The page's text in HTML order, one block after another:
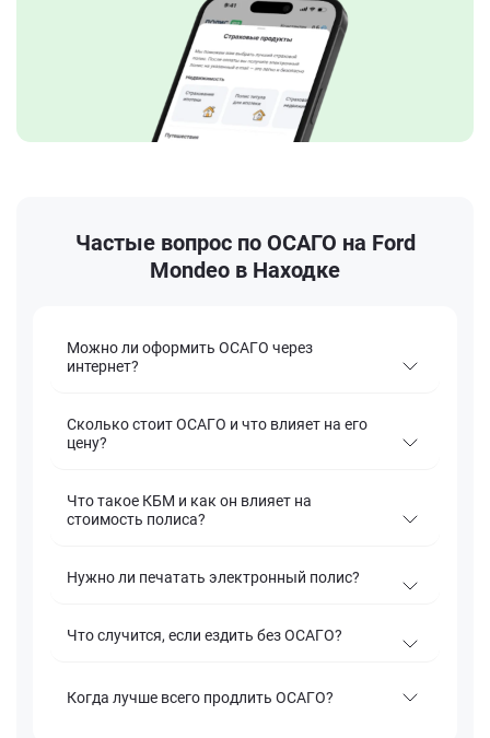
Частые вопрос по ОСАГО на Ford
Mondeo в Находке
Можно ли оформить ОСАГО через
интернет?
Сколько стоит ОСАГО и что влияет на его
цену?
Что такое КБМ и как он влияет на
стоимость полиса?
Нужно ли печатать электронный полис?
Что случится, если ездить без ОСАГО?
Когда лучше всего продлить ОСАГО?